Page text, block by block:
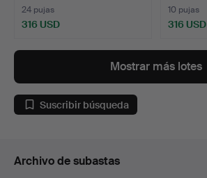
24 pujas
316 USD
10 pujas
316 USD
Mostrar más lotes
Suscribir búsqueda
Archivo de subastas